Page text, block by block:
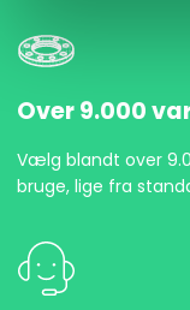
Over 9.000
Vælg blandt over
bruge, lige fra